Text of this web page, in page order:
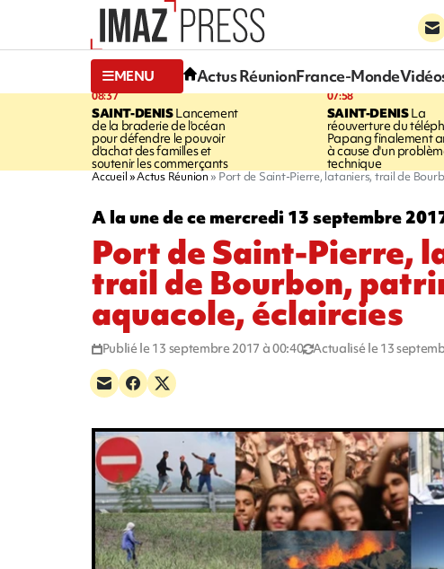
MENU Actus RéunionFrance-Monde
08:37
SAINT-DENISLancement
de la braderie de l'océan
pour défendre le pouvoir
d'achat des familles et
soutenir les commerçants
07:58
SAINT-DENISLa
réouverture du
Papang finalement
à cause d'un
technique
Accueil Actus Réunion Port de Saint-Pierre, lataniers, trail de
A la une de ce mercredi 13 septembre
Port de Saint-Pierre,
trail de Bourbon,
aquacole, éclaircies
Publié le 13 septembre 2017 à 00:40 Actualisé le 13